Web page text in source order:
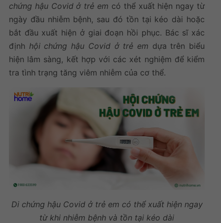
chứng hậu Covid ở trẻ em có thể xuất hiện ngay từ
ngày đầu nhiễm bệnh, sau đó tồn tại kéo dài hoặc
bắt đầu xuất hiện ở giai đoạn hồi phục. Bác sĩ xác
định hội chứng hậu Covid ở trẻ em dựa trên biểu
hiện lâm sàng, kết hợp với các xét nghiệm để kiểm
tra tình trạng tăng viêm nhiễm của cơ thể.
Di chứng hậu Covid ở trẻ em có thể xuất hiện ngay
từ khi nhiễm bệnh và tồn tại kéo dài